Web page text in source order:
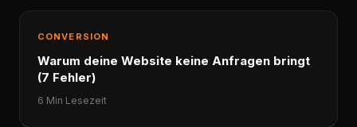
CONVERSION
Warum deine Website keine Anfragen bringt
(7 Fehler)
6 Min Lesezeit